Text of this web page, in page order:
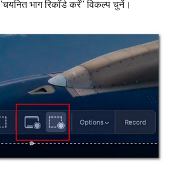
भाग रिकॉर्ड करें" विकल्प चुनें।